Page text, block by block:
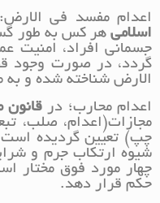
اعدام مفسد فی الارض:
اسلامی هر کس به طور
جسمانی افراد، امنیت
گردد، در صورت وجود
الارض شناخته شده و
اعدام محارب؛ درقانون
مجازات(اعدام، صلب،
چپ) تعیین گردیده است.
شیوه ارتکاب جرم و
چهار مورد فوق مختار
حکم قرار دهد.